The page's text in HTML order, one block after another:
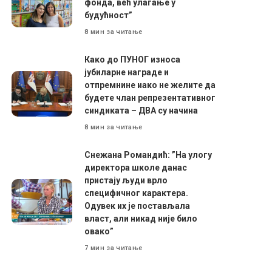
фонда, већ улагање у
будућност”
8 мин за читање
Како до ПУНОГ износа
јубиларне награде и
отпремнине иако не желите да
будете члан репрезентативног
синдиката – ДВА су начина
8 мин за читање
Снежана Романдић: ”На улогу
директора школе данас
пристају људи врло
специфичног карактера.
Одувек их је постављала
власт, али никад није било
овако”
7 мин за читање